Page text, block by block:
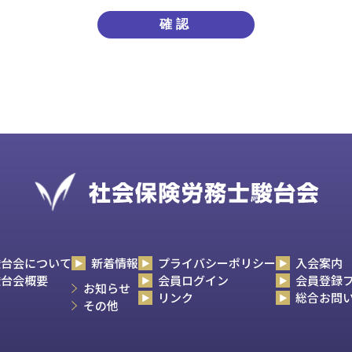
、次のいずれかに該当する場合を除き、個人情報を第三者に開示いた
務を委託する業者に対して開示する場合
会について
会概要
新着情報
お知らせ
その他
プライバシーポリシー
会員ログイン
リンク
入会案内
会員登録
総合お問